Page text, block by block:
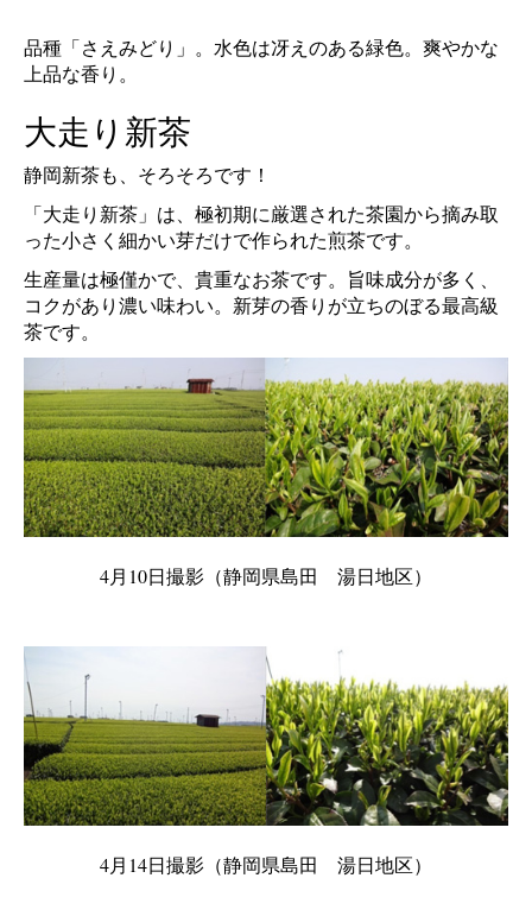
品種「さえみどり」。水色は冴えのある緑色。爽やかな
上品な香り。
大走り新茶
静岡新茶も、そろそろです！
「大走り新茶」は、極初期に厳選された茶園から摘み取
った小さく細かい芽だけで作られた煎茶です。
生産量は極僅かで、貴重なお茶です。旨味成分が多く、
コクがあり濃い味わい。新芽の香りが立ちのぼる最高級
茶です。
4月10日撮影（静岡県島田 湯日地区）
4月14日撮影（静岡県島田 湯日地区）